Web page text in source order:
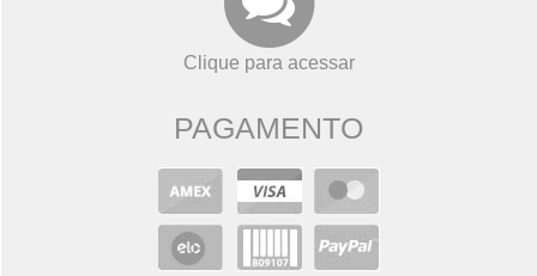
Clique para acessar
PAGAMENTO